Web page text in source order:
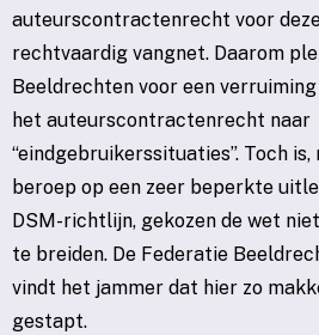
auteurscontractenrecht voor
rechtvaardig vangnet. Daarom
Beeldrechten voor een
het auteurscontractenrecht naar
“eindgebruikerssituaties”. Toch
beroep op een zeer beperkte
DSM-richtlijn, gekozen de wet
te breiden. De Federatie
vindt het jammer dat hier zo
gestapt.